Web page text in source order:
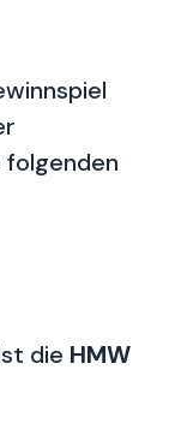
folgenden
die HMW